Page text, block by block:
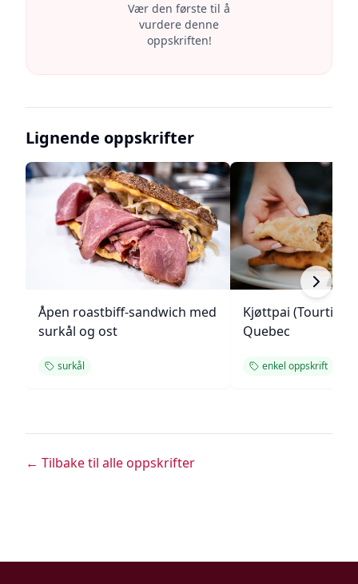
Vær den første til å
vurdere denne
oppskriften!
Lignende oppskrifter
Åpen roastbiff-sandwich med
surkål og ost
surkål
Kjøttpai
Quebec
enkel oppskrift
← Tilbake til alle oppskrifter